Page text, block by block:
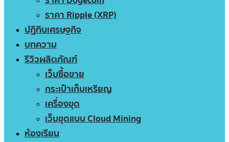
ราคา Ripple (XRP)
ปฏิทินเศรษฐกิจ
บทความ
รีวิวผลิตภัณฑ์
เว็บซื้อขาย
กระเป๋าเก็บเหรียญ
เครื่องขุด
เว็บขุดแบบ Cloud Mining
ห้องเรียน